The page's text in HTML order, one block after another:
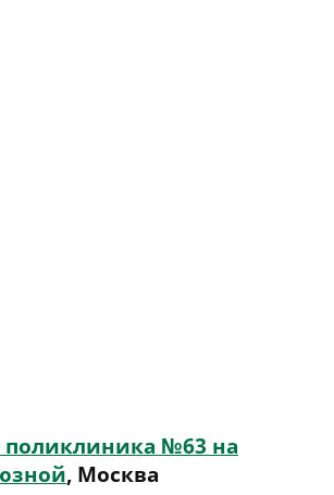
поликлиника №63 на
, Москва